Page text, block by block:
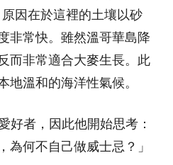
原因在於這裡的土壤以砂
非常快。雖然溫哥華島降
而非常適合大麥生長。此
地溫和的海洋性氣候。
好者，因此他開始思考：
為何不自己做威士忌？」